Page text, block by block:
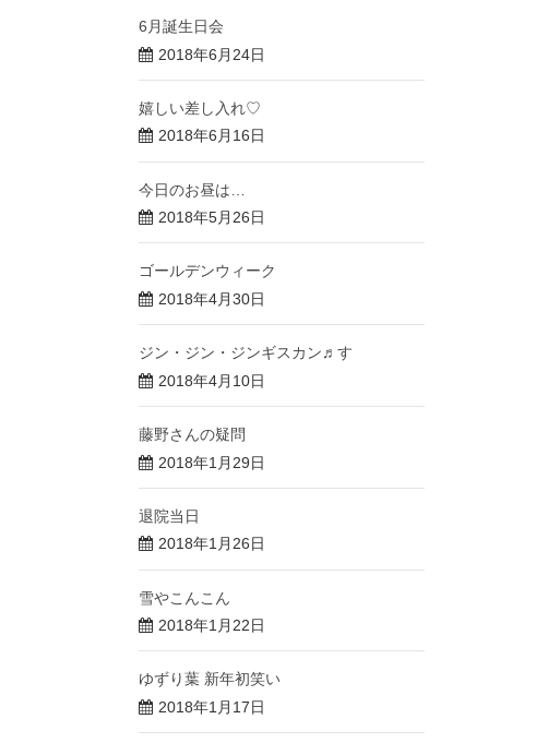
6月誕生日会
2018年6月24日
嬉しい差し入れ♡
2018年6月16日
今日のお昼は…
2018年5月26日
ゴールデンウィーク
2018年4月30日
ジン・ジン・ジンギスカン♬す
2018年4月10日
藤野さんの疑問
2018年1月29日
退院当日
2018年1月26日
雪やこんこん
2018年1月22日
ゆずり葉 新年初笑い
2018年1月17日